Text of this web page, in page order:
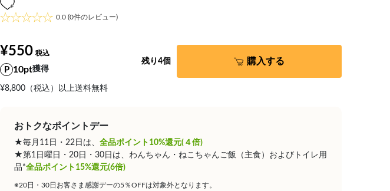
0.0 (0件のレビュー)
¥550
10pt獲得
¥8,800（税込）以上送料無料
残り4個 購入する
おトクなポイントデー
★毎月11日・22日は、 全品ポイント10%還元(４倍)
★第1日曜日・20日・30日は、わんちゃん・ねこちゃんご飯（主食）およびトイレ用
品*全品ポイント15%還元(6倍)
※20日・30日お客さま感謝デーの5％OFFは対象外となります。